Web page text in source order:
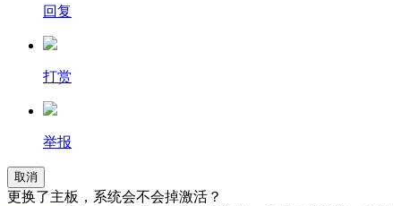
回复
打赏
举报
取消
更换了主板，系统会不会掉激活？